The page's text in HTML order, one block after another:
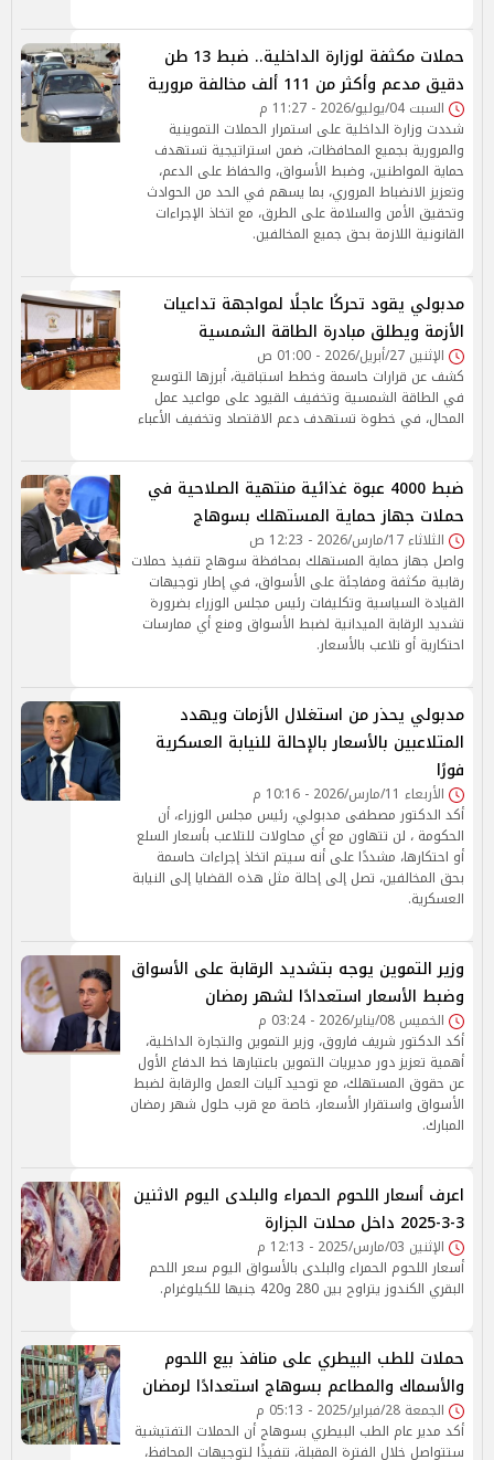
حملات مكثفة لوزارة الداخلية.. ضبط 13 طن
دقيق مدعم وأكثر من 111 ألف مخالفة مرورية
السبت 04/يوليو/2026 - 11:27 م
شددت وزارة الداخلية على استمرار الحملات التموينية
والمرورية بجميع المحافظات، ضمن استراتيجية تستهدف
حماية المواطنين، وضبط الأسواق، والحفاظ على الدعم،
وتعزيز الانضباط المروري، بما يسهم في الحد من الحوادث
وتحقيق الأمن والسلامة على الطرق، مع اتخاذ الإجراءات
القانونية اللازمة بحق جميع المخالفين.
مدبولي يقود تحركًا عاجلًا لمواجهة تداعيات
الأزمة ويطلق مبادرة الطاقة الشمسية
الإثنين 27/أبريل/2026 - 01:00 ص
كشف عن قرارات حاسمة وخطط استباقية، أبرزها التوسع
في الطاقة الشمسية وتخفيف القيود على مواعيد عمل
المحال، في خطوة تستهدف دعم الاقتصاد وتخفيف الأعباء
ضبط 4000 عبوة غذائية منتهية الصلاحية في
حملات جهاز حماية المستهلك بسوهاج
الثلاثاء 17/مارس/2026 - 12:23 ص
واصل جهاز حماية المستهلك بمحافظة سوهاج تنفيذ حملات
رقابية مكثفة ومفاجئة على الأسواق، في إطار توجيهات
القيادة السياسية وتكليفات رئيس مجلس الوزراء بضرورة
تشديد الرقابة الميدانية لضبط الأسواق ومنع أي ممارسات
احتكارية أو تلاعب بالأسعار.
مدبولي يحذر من استغلال الأزمات ويهدد
المتلاعبين بالأسعار بالإحالة للنيابة العسكرية
فورًا
الأربعاء 11/مارس/2026 - 10:16 م
أكد الدكتور مصطفى مدبولي، رئيس مجلس الوزراء، أن
الحكومة ، لن تتهاون مع أي محاولات للتلاعب بأسعار السلع
أو احتكارها، مشددًا على أنه سيتم اتخاذ إجراءات حاسمة
بحق المخالفين، تصل إلى إحالة مثل هذه القضايا إلى النيابة
العسكرية.
وزير التموين يوجه بتشديد الرقابة على الأسواق
وضبط الأسعار استعدادًا لشهر رمضان
الخميس 08/يناير/2026 - 03:24 م
أكد الدكتور شريف فاروق، وزير التموين والتجارة الداخلية،
أهمية تعزيز دور مديريات التموين باعتبارها خط الدفاع الأول
عن حقوق المستهلك، مع توحيد آليات العمل والرقابة لضبط
الأسواق واستقرار الأسعار، خاصة مع قرب حلول شهر رمضان
المبارك.
اعرف أسعار اللحوم الحمراء والبلدى اليوم الاثنين
3-3-2025 داخل محلات الجزارة
الإثنين 03/مارس/2025 - 12:13 م
أسعار اللحوم الحمراء والبلدى بالأسواق اليوم سعر اللحم
البقري الكندوز يتراوح بين 280 و420 جنيها للكيلوغرام.
حملات للطب البيطري على منافذ بيع اللحوم
والأسماك والمطاعم بسوهاج استعدادًا لرمضان
الجمعة 28/فبراير/2025 - 05:13 م
أكد مدير عام الطب البيطري بسوهاج أن الحملات التفتيشية
ستتواصل خلال الفترة المقبلة، تنفيذًا لتوجيهات المحافظ،